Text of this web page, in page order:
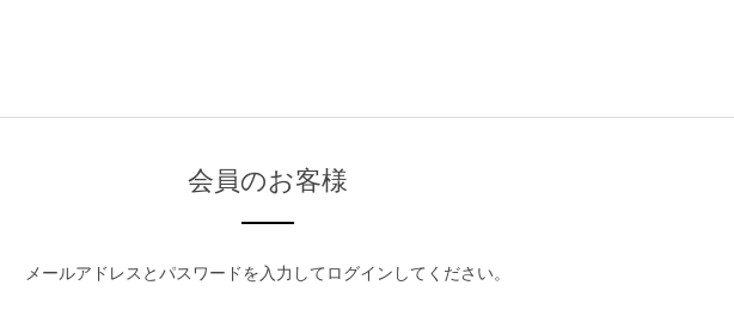
会員のお客様
メールアドレスとパスワードを入力してログインしてください。